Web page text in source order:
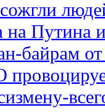
на Путина
байрам